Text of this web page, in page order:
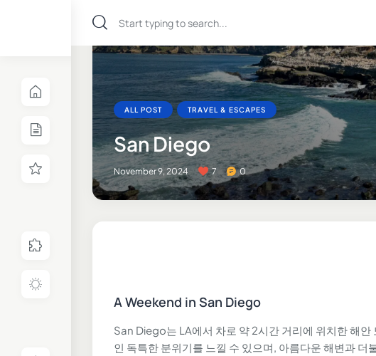
ALL POST TRAVEL & ESCAPES
San Diego
November 9, 2024 7 0
A Weekend in San Diego
San Diego는 LA에서 차로 약 2시간 거리에 위치한 해
인 독특한 분위기를 느낄 수 있으며, 아름다운 해변과